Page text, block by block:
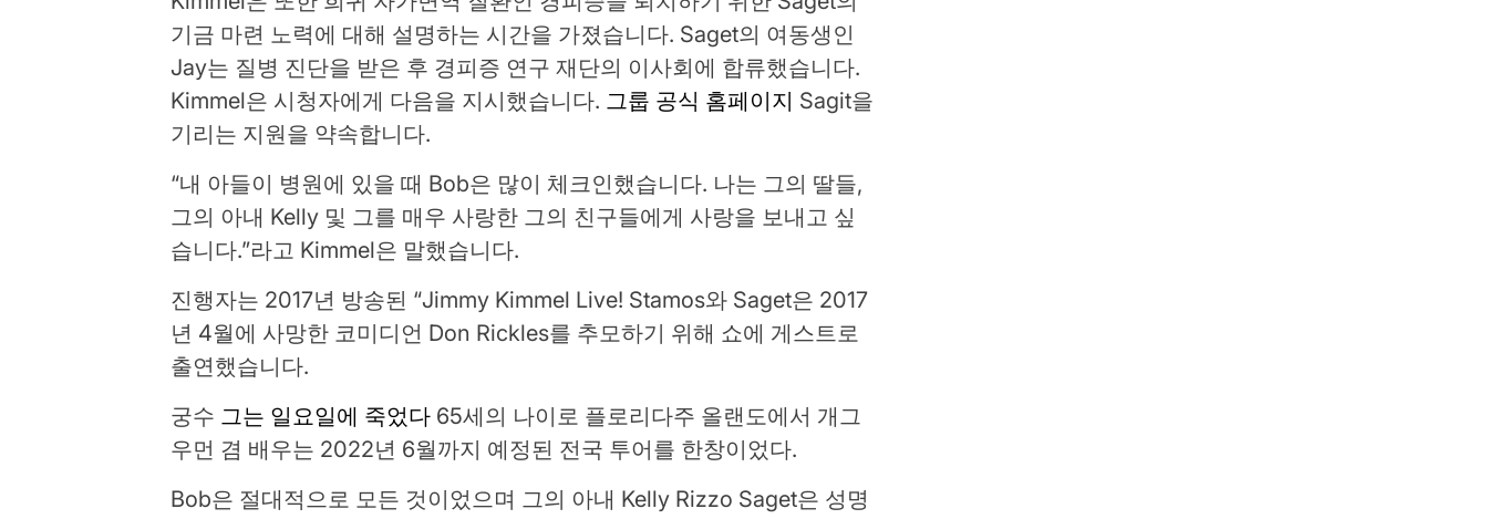
기금 마련 노력에 대해 설명하는 시간을 가졌습니다. Saget의 여동생인
Jay는 질병 진단을 받은 후 경피증 연구 재단의 이사회에 합류했습니다.
Kimmel은 시청자에게 다음을 지시했습니다. 그룹 공식 홈페이지 Sagit을
기리는 지원을 약속합니다.
“내 아들이 병원에 있을 때 Bob은 많이 체크인했습니다. 나는 그의 딸들,
그의 아내 Kelly 및 그를 매우 사랑한 그의 친구들에게 사랑을 보내고 싶
습니다.”라고 Kimmel은 말했습니다.
진행자는 2017년 방송된 “Jimmy Kimmel Live! Stamos와 Saget은 2017
년 4월에 사망한 코미디언 Don Rickles를 추모하기 위해 쇼에 게스트로
출연했습니다.
궁수 그는 일요일에 죽었다 65세의 나이로 플로리다주 올랜도에서 개그
우먼 겸 배우는 2022년 6월까지 예정된 전국 투어를 한창이었다.
Bob은 절대적으로 모든 것이었으며 그의 아내 Kelly Rizzo Saget은 성명